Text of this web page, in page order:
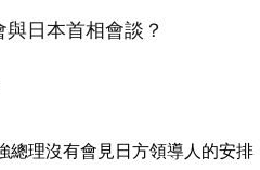
日本首相會談？